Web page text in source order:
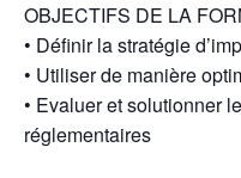
OBJECTIFS DE LA
• Définir la stratégie
• Utiliser de manière
• Evaluer et solutionner
réglementaires